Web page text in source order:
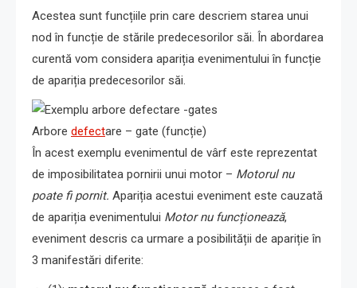
Acestea sunt funcțiile prin care descriem starea unui
nod în funcție de stările predecesorilor săi. În abordarea
curentă vom considera apariția evenimentului în funcție
de apariția predecesorilor săi.
Arbore defectare – gate (funcție)
În acest exemplu evenimentul de vârf este reprezentat
de imposibilitatea pornirii unui motor – Motorul nu
poate fi pornit. Apariția acestui eveniment este cauzată
de apariția evenimentului Motor nu funcționează,
eveniment descris ca urmare a posibilității de apariție în
3 manifestări diferite: